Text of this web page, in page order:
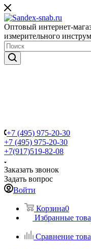
Оптовый интернет-
измерительного
+7 (495) 975-20-30
+7 (495) 975-20-30
+7(917)519-82-08
Заказать звонок
Задать вопрос
Войти
Корзина0
Избранные
Сравнение